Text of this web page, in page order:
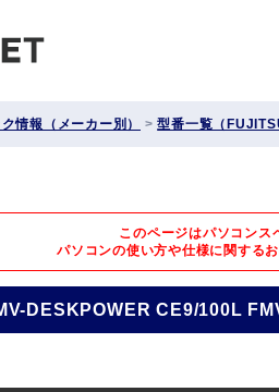
情報（メーカー別） >型番一覧（
このページはパソコンス
パソコンの使い方や仕様に関する
DESKPOWER CE9/100L